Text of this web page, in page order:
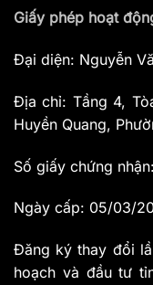
Giấy phép hoạt
Đại diện: Nguyễn
Địa chỉ: Tầng 4,
Huyền Quang,
Số giấy chứng
Ngày cấp: 05/03/
Đăng ký thay đổi
hoạch và đầu tư